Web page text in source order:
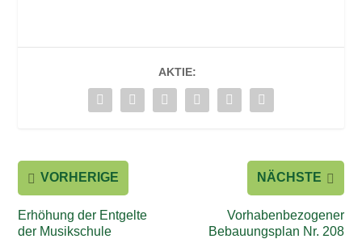
AKTIE:
VORHERIGE
Erhöhung der Entgelte
der Musikschule
NÄCHSTE
Vorhabenbezogener
Bebauungsplan Nr. 208